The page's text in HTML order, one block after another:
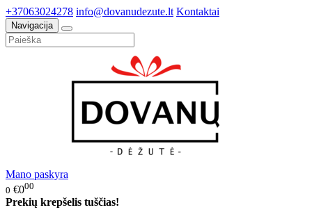
+37063024278 info@dovanudezute.lt Kontaktai
Navigacija
Mano paskyra
0 €000
Prekių krepšelis tuščias!